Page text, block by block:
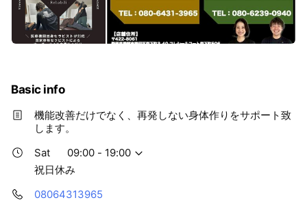
Basic info
機能改善だけでなく、再発しない身体作りをサポート致
します。
Sat
09:00 - 19:00
祝日休み
08064313965